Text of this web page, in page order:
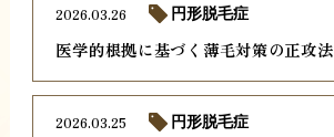
医学的根拠に基づく薄毛対策の正攻法
2026.03.26 円形脱毛症
2026.03.25 円形脱毛症